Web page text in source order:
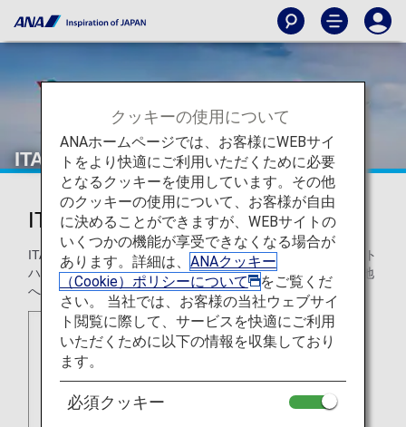
ITAエアウェイズ（AZ）
ITAエアウェイズ（AZ）
ITAエアウェイズはイタリアを代表する航空会社です。ルフト
ハンザ グループに属し、ローマをハブ空港に国内外の目的地
へ高品質なフライトを提供します。
クッキーの使用について
ANAホームページでは、お客様にWEBサイ
トをより快適にご利用いただくために必要
となるクッキーを使用しています。その他
のクッキーの使用について、お客様が自由
に決めることができますが、WEBサイトの
いくつかの機能が享受できなくなる場合が
あります。詳細は、 ANAクッキー
（Cookie）ポリシーについて
をご覧くだ
さい。 当社では、お客様の当社ウェブサイ
ト閲覧に際して、サービスを快適にご利用
いただくために以下の情報を収集しており
ます。
必須クッキー